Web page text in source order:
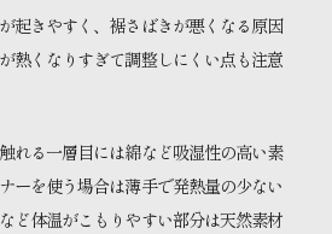
起きやすく、裾さばきが悪くなる原因
熱くなりすぎて調整しにくい点も注意
れる一層目には綿など吸湿性の高い素
ーを使う場合は薄手で発熱量の少ない
ど体温がこもりやすい部分は天然素材